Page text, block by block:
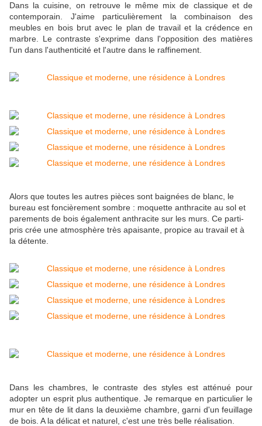
Dans la cuisine, on retrouve le même mix de classique et de
contemporain. J'aime particulièrement la combinaison des
meubles en bois brut avec le plan de travail et la crédence en
marbre. Le contraste s'exprime dans l'opposition des matières
l'un dans l'authenticité et l'autre dans le raffinement.
Alors que toutes les autres pièces sont baignées de blanc, le
bureau est foncièrement sombre : moquette anthracite au sol et
parements de bois également anthracite sur les murs. Ce parti-
pris crée une atmosphère très apaisante, propice au travail et à
la détente.
Dans les chambres, le contraste des styles est atténué pour
adopter un esprit plus authentique. Je remarque en particulier le
mur en tête de lit dans la deuxième chambre, garni d'un feuillage
de bois. A la délicat et naturel, c'est une très belle réalisation.